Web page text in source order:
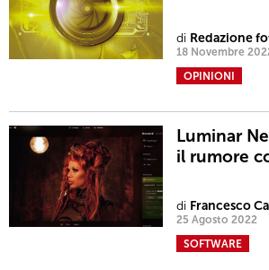
di Redazione
18 Novembre
OPINIONI
Luminar
il rumore
di Francesco
25 Agosto 2022
SOFTWARE